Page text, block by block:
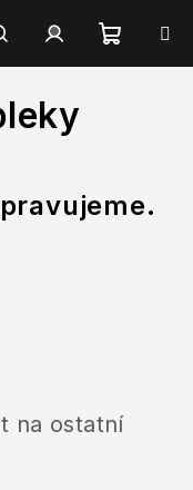
Přihlášení
na ostatní